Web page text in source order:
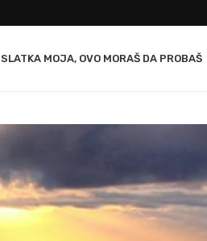
SLATKA MOJA, OVO MORAŠ DA PROBAŠ